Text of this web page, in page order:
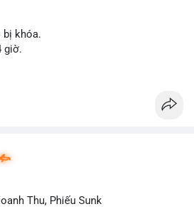
bị khóa.
giờ.
8938
Thu, Phiếu Sunk